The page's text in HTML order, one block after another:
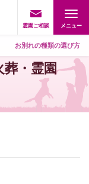
霊園ご相談
お別れの種類の選び方
葬・霊園